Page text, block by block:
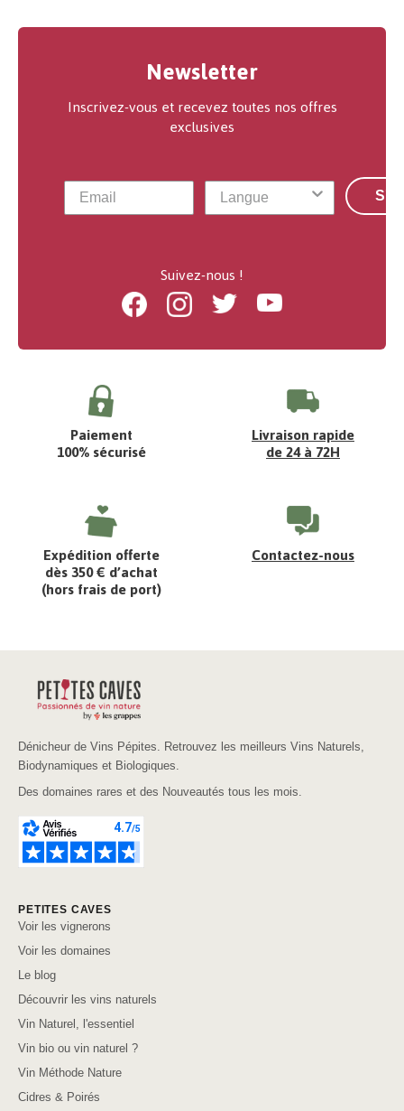
Newsletter
Inscrivez-vous et recevez toutes nos offres
exclusives
Suivez-nous !
FacebookInstagramTwitter Youtube
Paiement
100% sécurisé
Livraison rapide
de 24 à 72H
Expédition offerte
dès 350 € d’achat
(hors frais de port)
Contactez-nous
Dénicheur de Vins Pépites. Retrouvez les meilleurs Vins Naturels,
Biodynamiques et Biologiques.
Des domaines rares et des Nouveautés tous les mois.
PETITES CAVES
Voir les vignerons
Voir les domaines
Le blog
Découvrir les vins naturels
Vin Naturel, l'essentiel
Vin bio ou vin naturel ?
Vin Méthode Nature
Cidres & Poirés